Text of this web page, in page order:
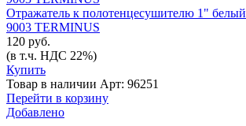
Отражатель к полотенцесушителю 1"
9003 TERMINUS
120 руб.
(в т.ч. НДС 22%)
Купить
Товар в наличии Арт: 96251
Перейти в корзину
Добавлено